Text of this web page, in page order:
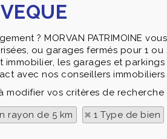
? MORVAN PATRIMOINE
ou garages fermés pour 1
les garages et
avec nos conseillers
modifier vos critères de recherche
rayon de 5 km 1 Type de bien